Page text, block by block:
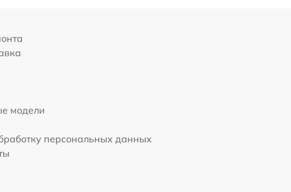
модели
персональных данных